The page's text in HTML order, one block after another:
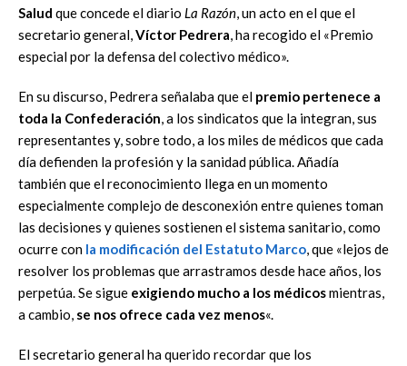
Salud que concede el diario La Razón, un acto en el que el
secretario general,Víctor Pedrera, ha recogido el «Premio
especial por la defensa del colectivo médico».
En su discurso, Pedrera señalaba que el premio pertenece a
toda la Confederación, a los sindicatos que la integran, sus
representantes y, sobre todo, a los miles de médicos que cada
día defienden la profesión y la sanidad pública. Añadía
también que el reconocimiento llega en un momento
especialmente complejo de desconexión entre quienes toman
las decisiones y quienes sostienen el sistema sanitario, como
ocurre con la modificación del Estatuto Marco, que «lejos de
resolver los problemas que arrastramos desde hace años, los
perpetúa. Se sigue exigiendo mucho a los médicosmientras,
a cambio, se nos ofrece cada vez menos«.
El secretario general ha querido recordar que los